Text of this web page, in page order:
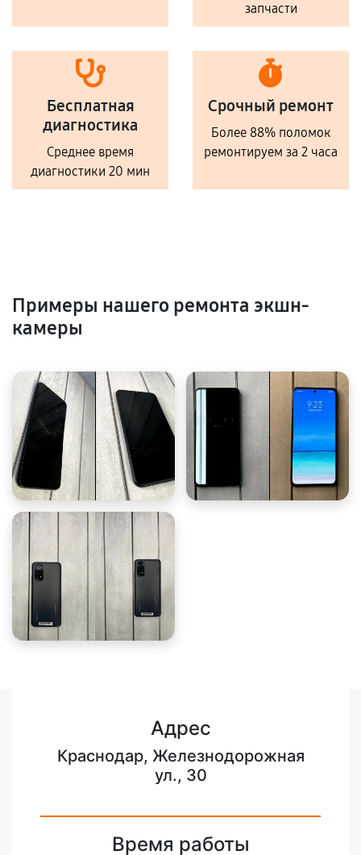
запчасти
Бесплатная
диагностика
Среднее время
диагностики 20 мин
Срочный ремонт
Более 88% поломок
ремонтируем за 2 часа
Примеры нашего ремонта экшн-
камеры
Адрес
Краснодар, Железнодорожная
ул., 30
Время работы